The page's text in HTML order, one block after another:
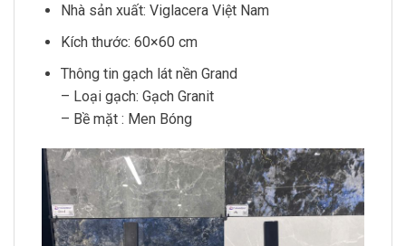
Nhà sản xuất: Viglacera Việt Nam
Kích thước: 60×60 cm
Thông tin gạch lát nền Grand
– Loại gạch: Gạch Granit
– Bề mặt : Men Bóng